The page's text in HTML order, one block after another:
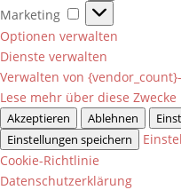
Marketing
Marketing
Optionen verwalten
Dienste verwalten
Verwalten von
Lese mehr über diese Zwecke
Akzeptieren Ablehnen
Einstellungen speichern
Cookie-Richtlinie
Datenschutzerklärung